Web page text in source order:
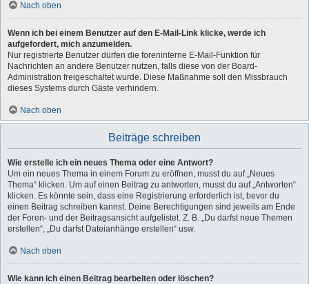
Nach oben
Wenn ich bei einem Benutzer auf den E-Mail-Link klicke, werde ich
aufgefordert, mich anzumelden.
Nur registrierte Benutzer dürfen die foreninterne E-Mail-Funktion für
Nachrichten an andere Benutzer nutzen, falls diese von der Board-
Administration freigeschaltet wurde. Diese Maßnahme soll den Missbrauch
dieses Systems durch Gäste verhindern.
Nach oben
Beiträge schreiben
Wie erstelle ich ein neues Thema oder eine Antwort?
Um ein neues Thema in einem Forum zu eröffnen, musst du auf „Neues
Thema“ klicken. Um auf einen Beitrag zu antworten, musst du auf „Antworten“
klicken. Es könnte sein, dass eine Registrierung erforderlich ist, bevor du
einen Beitrag schreiben kannst. Deine Berechtigungen sind jeweils am Ende
der Foren- und der Beitragsansicht aufgelistet. Z. B. „Du darfst neue Themen
erstellen“, „Du darfst Dateianhänge erstellen“ usw.
Nach oben
Wie kann ich einen Beitrag bearbeiten oder löschen?